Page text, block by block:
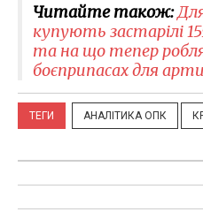
Читайте також:
купують застарілі
та на що тепер
боєприпасах для
ТЕГИ АНАЛІТИКА ОПК